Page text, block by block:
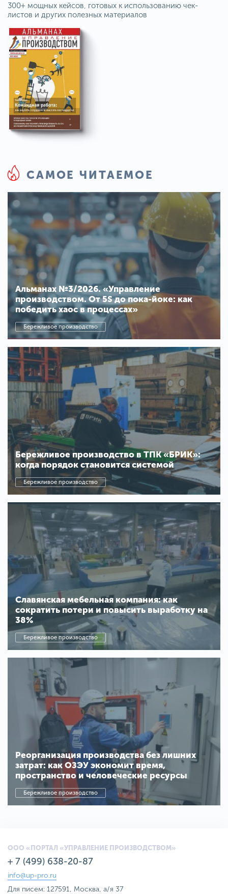
300+ мощных кейсов, готовых к использованию чек-
листов и других полезных материалов
САМОЕ ЧИТАЕМОЕ
Альманах №3/2026. «Управление
производством. От 5S до пока-йоке: как
победить хаос в процессах»
Бережливое производство
Бережливое производство в ТПК «БРИК»:
когда порядок становится системой
Бережливое производство
Славянская мебельная компания: как
сократить потери и повысить выработку на
38%
Бережливое производство
Реорганизация производства без лишних
затрат: как ОЗЭУ экономит время,
пространство и человеческие ресурсы
Бережливое производство
ООО «ПОРТАЛ «УПРАВЛЕНИЕ ПРОИЗВОДСТВОМ»
+ 7 (499) 638-20-87
info@up-pro.ru
Для писем: 127591, Москва, а/я 37